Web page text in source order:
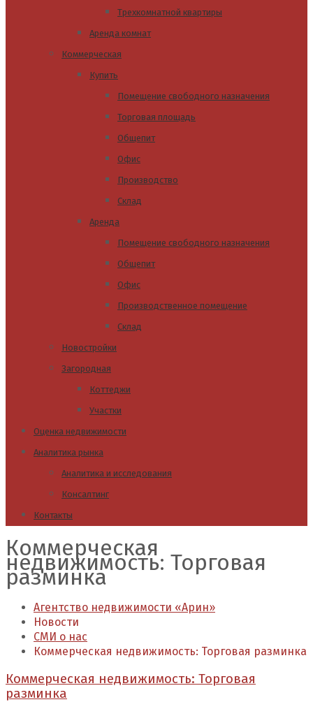
Трехкомнатной квартиры
Аренда комнат
Коммерческая
Купить
Помещение свободного назначения
Торговая площадь
Общепит
Офис
Производство
Склад
Аренда
Помещение свободного назначения
Общепит
Офис
Производственное помещение
Склад
Новостройки
Загородная
Коттеджи
Участки
Оценка недвижимости
Аналитика рынка
Аналитика и исследования
Консалтинг
Контакты
Коммерческая
недвижимость: Торговая
разминка
Агентство недвижимости «Арин»
Новости
СМИ о нас
Коммерческая недвижимость: Торговая разминка
Коммерческая недвижимость: Торговая
разминка